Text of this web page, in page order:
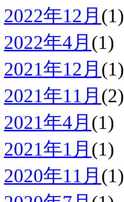
2022年12月 (1)
2022年4月 (1)
2021年12月 (1)
2021年11月 (2)
2021年4月 (1)
2021年1月 (1)
2020年11月 (1)